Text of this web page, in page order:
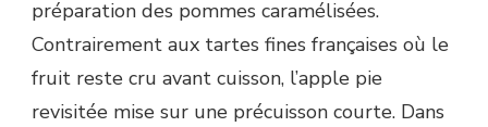
préparation des pommes caramélisées.
Contrairement aux tartes fines françaises où le
fruit reste cru avant cuisson, l’apple pie
revisitée mise sur une précuisson courte. Dans